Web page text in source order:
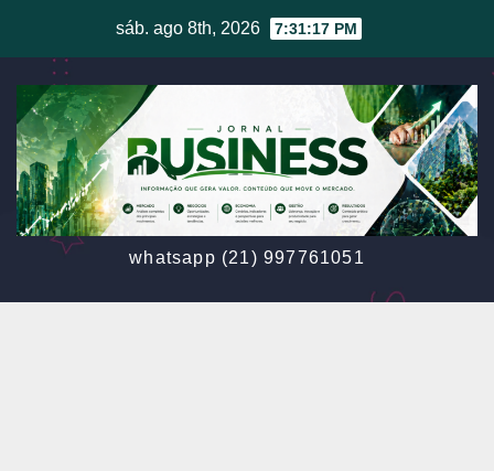
content
sáb. ago 8th, 2026 7:31:20 PM
whatsapp (21) 997761051